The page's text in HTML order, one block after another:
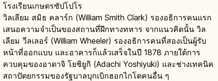
โรงเรียนเกษตรซัปโปโร
วิลเลียม สมิธ คลาร์ก (William Smith Clark) รองอธิการคนแรก
เสนอความจำเป็นของสถานที่ฝึกทางทหาร จากแนวคิดนั้น วิล
เลียม วีลเลอร์ (William Wheeler) รองอธิการคนที่สองเป็นผู้รับ
หน้าที่ออกแบบ และอาคารก็แล้วเสร็จในปี 1878 ภายใต้การ
ควบคุมของอาดาจิ โยชิยูกิ (Adachi Yoshiyuki) และช่างเทคนิค
สถาปัตยกรรมของรัฐบาลบุกเบิกฮอกไกโดคนอื่น ๆ